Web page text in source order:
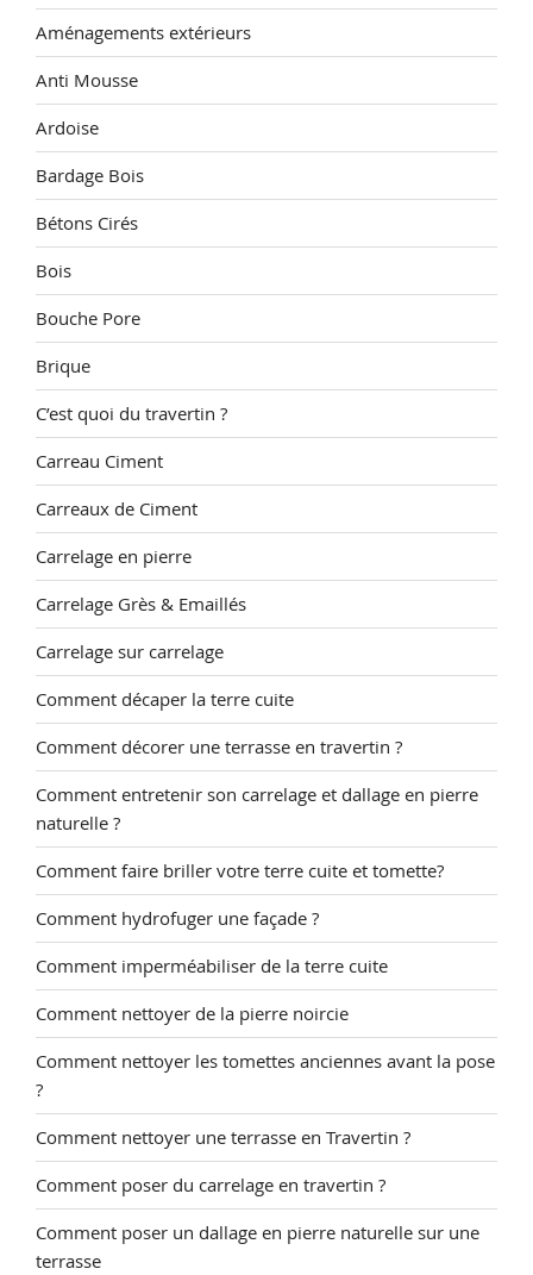
Aménagements extérieurs
Anti Mousse
Ardoise
Bardage Bois
Bétons Cirés
Bois
Bouche Pore
Brique
C’est quoi du travertin ?
Carreau Ciment
Carreaux de Ciment
Carrelage en pierre
Carrelage Grès & Emaillés
Carrelage sur carrelage
Comment décaper la terre cuite
Comment décorer une terrasse en travertin ?
Comment entretenir son carrelage et dallage en pierre
naturelle ?
Comment faire briller votre terre cuite et tomette?
Comment hydrofuger une façade ?
Comment imperméabiliser de la terre cuite
Comment nettoyer de la pierre noircie
Comment nettoyer les tomettes anciennes avant la pose
?
Comment nettoyer une terrasse en Travertin ?
Comment poser du carrelage en travertin ?
Comment poser un dallage en pierre naturelle sur une
terrasse